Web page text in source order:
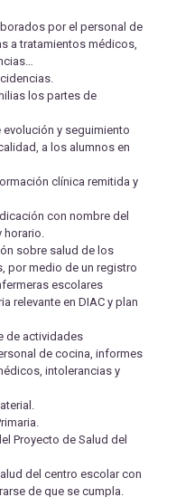
por el personal de
a tratamientos médicos,
los partes de
y seguimiento
a los alumnos en
clínica remitida y
con nombre del
sobre salud de los
por medio de un registro
escolares
relevante en DIAC y plan
de actividades
de cocina, informes
intolerancias y
Proyecto de Salud del
del centro escolar con
de que se cumpla.